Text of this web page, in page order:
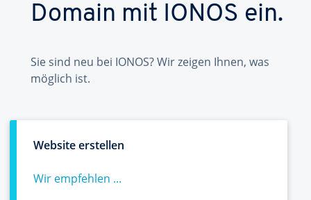
Domain mit IONOS ein.
Sie sind neu bei IONOS? Wir zeigen Ihnen, was
möglich ist.
Website erstellen
Wir empfehlen ...